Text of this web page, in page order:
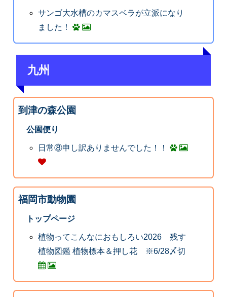
サンゴ大水槽のカマスベラが立派になり
ました！
九州
到津の森公園
公園便り
日常⑧申し訳ありませんでした！！
福岡市動物園
トップページ
植物ってこんなにおもしろい2026 残す
植物図鑑 植物標本＆押し花 ※6/28〆切